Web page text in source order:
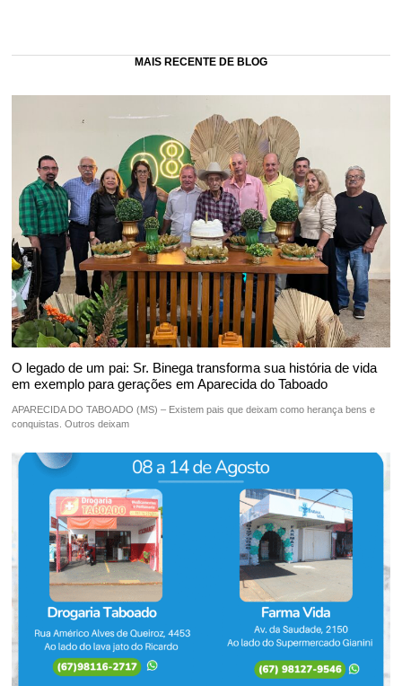
MAIS RECENTE DE BLOG
O legado de um pai: Sr. Binega transforma sua história de vida
em exemplo para gerações em Aparecida do Taboado
APARECIDA DO TABOADO (MS) – Existem pais que deixam como herança bens e
conquistas. Outros deixam